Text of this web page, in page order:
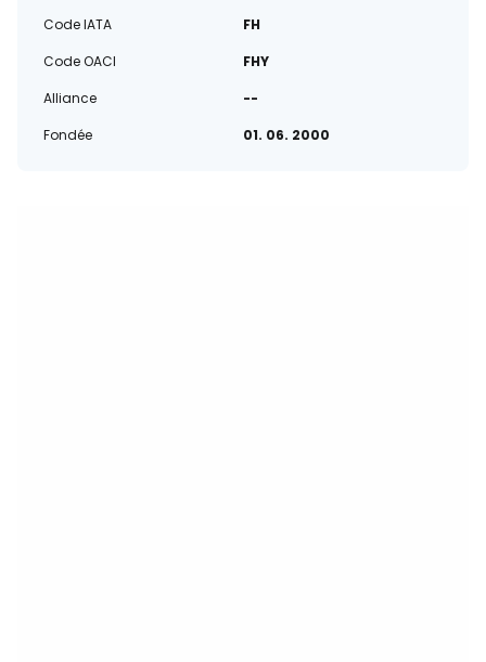
Code IATA
FH
Code OACI
FHY
Alliance
--
Fondée
01. 06. 2000